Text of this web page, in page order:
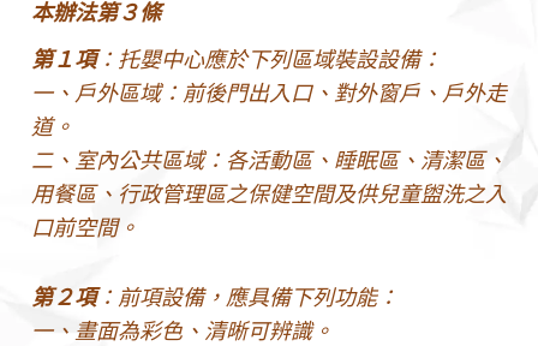
本辦法第３條
第１項：托嬰中心應於下列區域裝設設備：
一、戶外區域：前後門出入口、對外窗戶、戶外走
道。
二、室內公共區域：各活動區、睡眠區、清潔區、
用餐區、行政管理區之保健空間及供兒童盥洗之入
口前空間。
第２項：前項設備，應具備下列功能：
一、畫面為彩色、清晰可辨識。